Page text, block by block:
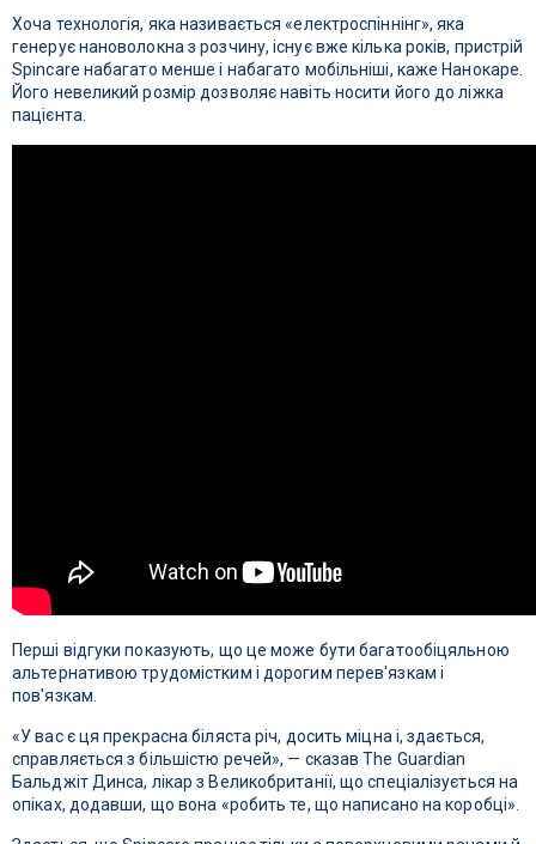
Хоча технологія, яка називається «електроспіннінг», яка
генерує нановолокна з розчину, існує вже кілька років, пристрій
Spincare набагато менше і набагато мобільніші, каже Нанокаре.
Його невеликий розмір дозволяє навіть носити його до ліжка
пацієнта.
Перші відгуки показують, що це може бути багатообіцяльною
альтернативою трудомістким і дорогим перев'язкам і
пов'язкам.
«У вас є ця прекрасна біляста річ, досить міцна і, здається,
справляється з більшістю речей», — сказав The Guardian
Бальджіт Динса, лікар з Великобританії, що спеціалізується на
опіках, додавши, що вона «робить те, що написано на коробці».